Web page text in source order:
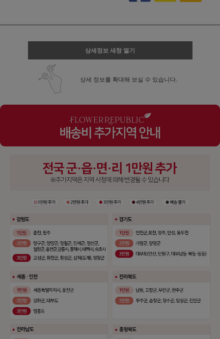
상세정보 새창 열기
상세 정보를 확대해 보실 수 있습니다.